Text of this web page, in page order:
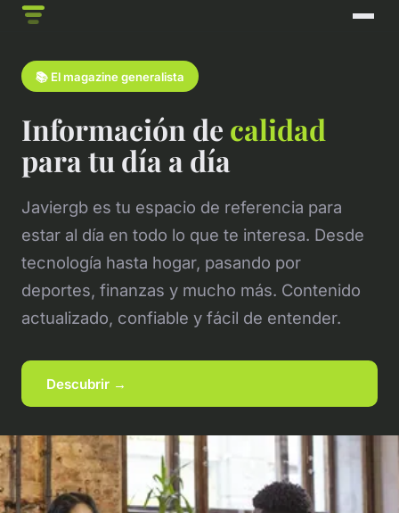
📚 El magazine generalista
Información de calidad
para tu día a día
Javiergb es tu espacio de referencia para
estar al día en todo lo que te interesa. Desde
tecnología hasta hogar, pasando por
deportes, finanzas y mucho más. Contenido
actualizado, confiable y fácil de entender.
Descubrir →